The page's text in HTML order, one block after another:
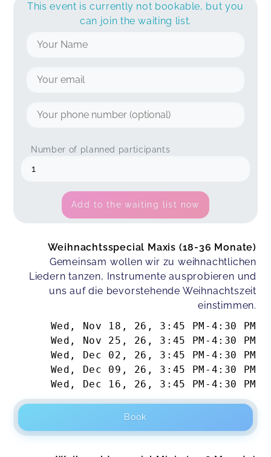
This event is currently not bookable, but you
can join the waiting list.
Number of planned participants
Add to the waiting list now
Weihnachtsspecial Maxis (18-36 Monate)
Gemeinsam wollen wir zu weihnachtlichen
Liedern tanzen, Instrumente ausprobieren und
uns auf die bevorstehende Weihnachtszeit
einstimmen.
Wed, Nov 18, 26 , 3:45 PM - 4:30 PM
Wed, Nov 25, 26 , 3:45 PM - 4:30 PM
Wed, Dec 02, 26 , 3:45 PM - 4:30 PM
Wed, Dec 09, 26 , 3:45 PM - 4:30 PM
Wed, Dec 16, 26 , 3:45 PM - 4:30 PM
Book